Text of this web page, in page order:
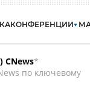
КОНФЕРЕНЦИИ
CNews*
по ключевому